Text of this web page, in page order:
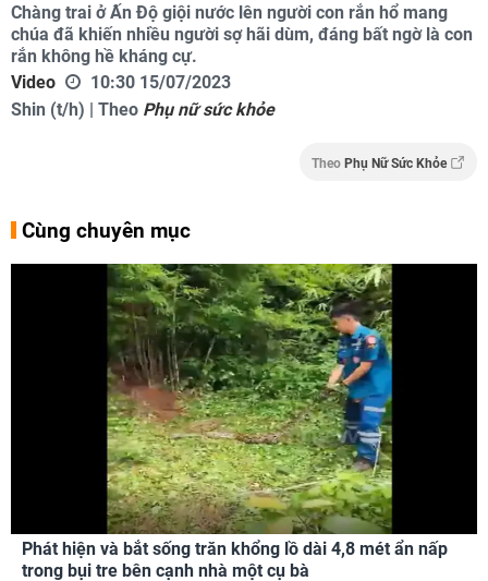
Chàng trai ở Ấn Độ giội nước lên người con rắn hổ mang
chúa đã khiến nhiều người sợ hãi dùm, đáng bất ngờ là con
rắn không hề kháng cự.
Video
10:30 15/07/2023
Shin (t/h) | Theo Phụ nữ sức khỏe
Theo Phụ Nữ Sức Khỏe
Cùng chuyên mục
Phát hiện và bắt sống trăn khổng lồ dài 4,8 mét ẩn nấp
trong bụi tre bên cạnh nhà một cụ bà